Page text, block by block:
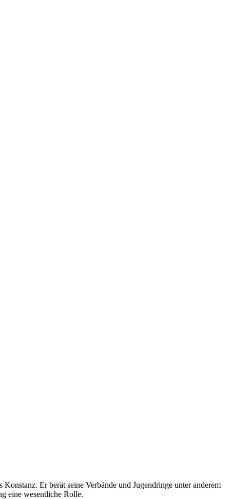
Er berät seine Verbände und Jugendringe unter anderem
eine wesentliche Rolle.